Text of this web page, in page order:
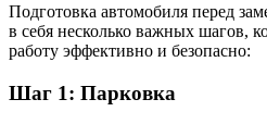
Подготовка автомобиля перед
в себя несколько важных шагов,
работу эффективно и безопасно:
Шаг 1: Парковка